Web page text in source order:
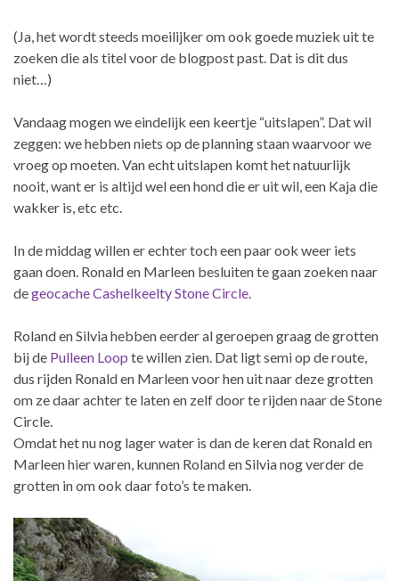
(Ja, het wordt steeds moeilijker om ook goede muziek uit te
zoeken die als titel voor de blogpost past. Dat is dit dus
niet…)
Vandaag mogen we eindelijk een keertje “uitslapen”. Dat wil
zeggen: we hebben niets op de planning staan waarvoor we
vroeg op moeten. Van echt uitslapen komt het natuurlijk
nooit, want er is altijd wel een hond die er uit wil, een Kaja die
wakker is, etc etc.
In de middag willen er echter toch een paar ook weer iets
gaan doen. Ronald en Marleen besluiten te gaan zoeken naar
degeocache Cashelkeelty Stone Circle.
Roland en Silvia hebben eerder al geroepen graag de grotten
bij de Pulleen Loop te willen zien. Dat ligt semi op de route,
dus rijden Ronald en Marleen voor hen uit naar deze grotten
om ze daar achter te laten en zelf door te rijden naar de Stone
Circle.
Omdat het nu nog lager water is dan de keren dat Ronald en
Marleen hier waren, kunnen Roland en Silvia nog verder de
grotten in om ook daar foto’s te maken.